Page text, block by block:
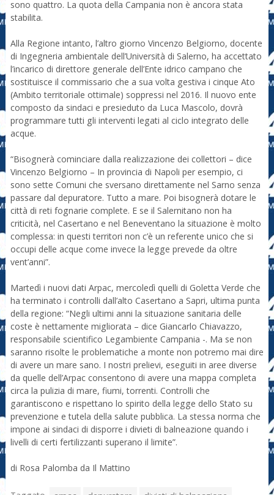
sono quattro. La quota della Campania non è ancora stata
stabilita.
Alla Regione intanto, l’altro giorno Vincenzo Belgiorno, docente
di Ingegneria ambientale dell’Università di Salerno, ha accettato
l’incarico di direttore generale dell’Ente idrico campano che
sostituisce il commissario che a sua volta gestiva i cinque Ato
(Ambito territoriale ottimale) soppressi nel 2016. Il nuovo ente
composto da sindaci e presieduto da Luca Mascolo, dovrà
programmare tutti gli interventi legati al ciclo integrato delle
acque.
“Bisognerà cominciare dalla realizzazione dei collettori – dice
Vincenzo Belgiorno – In provincia di Napoli per esempio, ci
sono sette Comuni che sversano direttamente nel Sarno senza
passare dal depuratore. Tutto a mare. Poi bisognerà dotare le
città di reti fognarie complete. E se il Salernitano non ha
criticità, nel Casertano e nel Beneventano la situazione è molto
complessa: in questi territori non c’è un referente unico che si
occupi delle acque come invece la legge prevede da oltre
vent’anni”.
Martedì i nuovi dati Arpac, mercoledì quelli di Goletta Verde che
ha terminato i controlli dall’alto Casertano a Sapri, ultima punta
della regione: “Negli ultimi anni la situazione sanitaria delle
coste è nettamente migliorata – dice Giancarlo Chiavazzo,
responsabile scientifico Legambiente Campania -. Ma se non
saranno risolte le problematiche a monte non potremo mai dire
di avere un mare sano. I nostri prelievi, eseguiti in aree diverse
da quelle dell’Arpac consentono di avere una mappa completa
circa la pulizia di mare, fiumi, torrenti. Controlli che
garantiscono e rispettano lo spirito della legge dello Stato su
prevenzione e tutela della salute pubblica. La stessa norma che
impone ai sindaci di disporre i divieti di balneazione quando i
livelli di certi fertilizzanti superano il limite”.
di Rosa Palomba da Il Mattino